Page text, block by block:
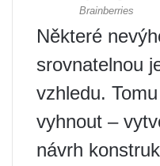
Některé
srovnatelnou
vzhledu.
vyhnout –
návrh